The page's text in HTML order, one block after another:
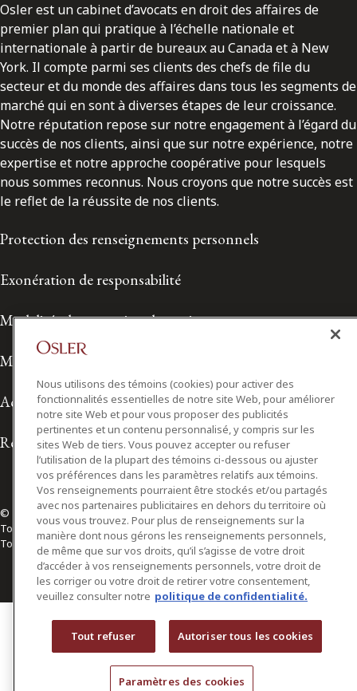
Osler est un cabinet d’avocats en droit des affaires de
premier plan qui pratique à l’échelle nationale et
internationale à partir de bureaux au Canada et à New
York. Il compte parmi ses clients des chefs de file du
secteur et du monde des affaires dans tous les segments de
marché qui en sont à diverses étapes de leur croissance.
Notre réputation repose sur notre engagement à l’égard du
succès de nos clients, ainsi que sur notre expérience, notre
expertise et notre approche coopérative pour lesquels
nous sommes reconnus. Nous croyons que notre succès est
le reflet de la réussite de nos clients.
Protection des renseignements personnels
Exonération de responsabilité
Modalités de prestation de services
Modalités d'utilisation
Accessibilité
Relations avec les médias
© 2026 Osler, Hoskin & Harcourt S.E.N.C.R.L./s.r.l.
Tous droits réservés
Toronto | Montréal | Calgary | Vancouver | Ottawa | New York
Nous utilisons des témoins (cookies) pour activer des
fonctionnalités essentielles de notre site Web, pour améliorer
notre site Web et pour vous proposer des publicités
pertinentes et un contenu personnalisé, y compris sur les
sites Web de tiers. Vous pouvez accepter ou refuser
l’utilisation de la plupart des témoins ci-dessous ou ajuster
vos préférences dans les paramètres relatifs aux témoins.
Vos renseignements pourraient être stockés et/ou partagés
avec nos partenaires publicitaires en dehors du territoire où
vous vous trouvez. Pour plus de renseignements sur la
manière dont nous gérons les renseignements personnels,
de même que sur vos droits, qu’il s’agisse de votre droit
d’accéder à vos renseignements personnels, votre droit de
les corriger ou votre droit de retirer votre consentement,
veuillez consulter notre politique de confidentialité.
Tout refuser Autoriser tous les cookies
Paramètres des cookies